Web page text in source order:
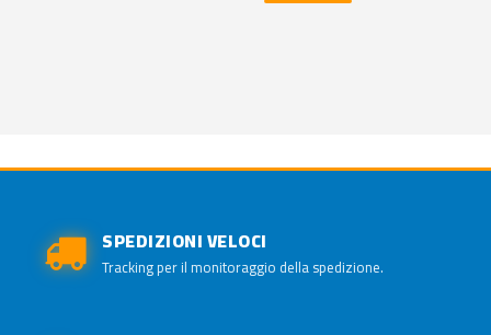
SPEDIZIONI VELOCI
Tracking per il monitoraggio della spedizione.